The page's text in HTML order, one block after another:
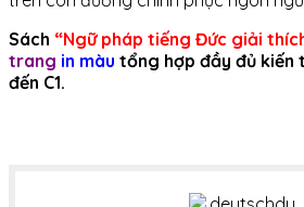
Sách “Ngữ pháp tiếng Đức giải
trang in màu tổng hợp đầy đủ kiến
đến C1.